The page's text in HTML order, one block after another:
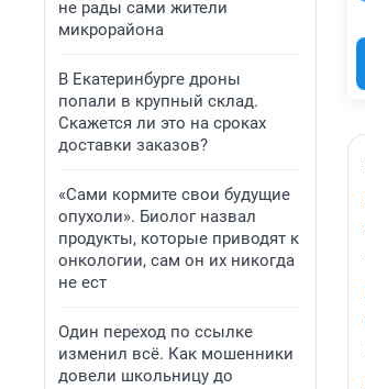
не рады сами жители
микрорайона
В Екатеринбурге дроны
попали в крупный склад.
Скажется ли это на сроках
доставки заказов?
«Сами кормите свои будущие
опухоли». Биолог назвал
продукты, которые приводят к
онкологии, сам он их никогда
не ест
Один переход по ссылке
изменил всё. Как мошенники
довели школьницу до